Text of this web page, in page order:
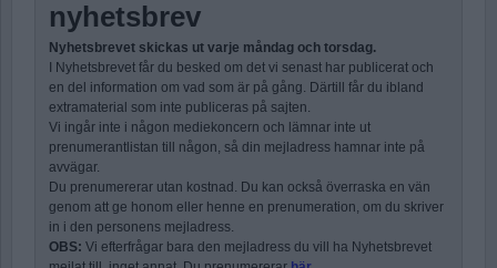
nyhetsbrev
Nyhetsbrevet skickas ut varje måndag och torsdag.
I Nyhetsbrevet får du besked om det vi senast har publicerat och
en del information om vad som är på gång. Därtill får du ibland
extramaterial som inte publiceras på sajten.
Vi ingår inte i någon mediekoncern och lämnar inte ut
prenumerantlistan till någon, så din mejladress hamnar inte på
avvägar.
Du prenumererar utan kostnad. Du kan också överraska en vän
genom att ge honom eller henne en prenumeration, om du skriver
in i den personens mejladress.
OBS: Vi efterfrågar bara den mejladress du vill ha Nyhetsbrevet